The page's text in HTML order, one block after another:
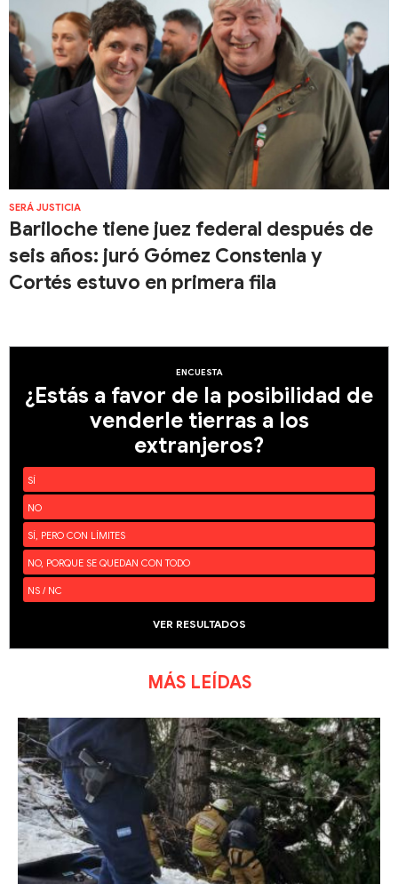
SERÁ JUSTICIA
Bariloche tiene juez federal después de
seis años: juró Gómez Constenla y
Cortés estuvo en primera fila
ENCUESTA
¿Estás a favor de la posibilidad de
venderle tierras a los
extranjeros?
SÍ
NO
SÍ, PERO CON LÍMITES
NO, PORQUE SE QUEDAN CON TODO
NS / NC
VER RESULTADOS
MÁS LEÍDAS